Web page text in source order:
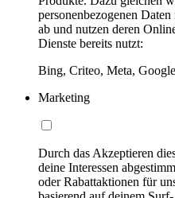
personenbezogenen
ab und nutzen deren
Dienste bereits nutzt:
Bing, Criteo, Meta,
Marketing
Durch das Akzeptieren
deine Interessen
oder Rabattaktionen für